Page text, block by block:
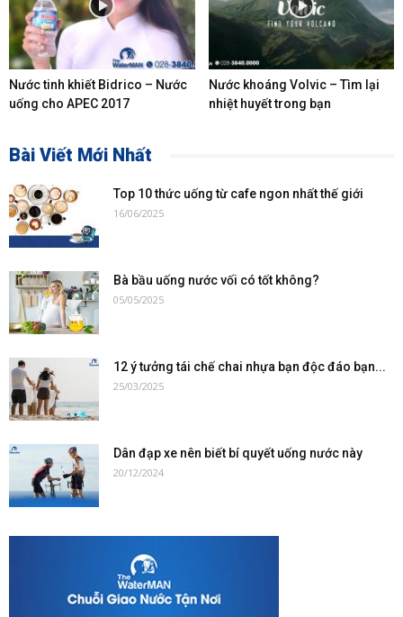
Nước tinh khiết Bidrico – Nước
uống cho APEC 2017
Nước khoáng Volvic – Tìm lại
nhiệt huyết trong bạn
Bài Viết Mới Nhất
Top 10 thức uống từ cafe ngon nhất thế giới
16/06/2025
Bà bầu uống nước vối có tốt không?
05/05/2025
12 ý tưởng tái chế chai nhựa bạn độc đáo bạn...
25/03/2025
Dân đạp xe nên biết bí quyết uống nước này
20/12/2024